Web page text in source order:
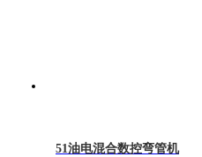
51油电混合数控弯管机